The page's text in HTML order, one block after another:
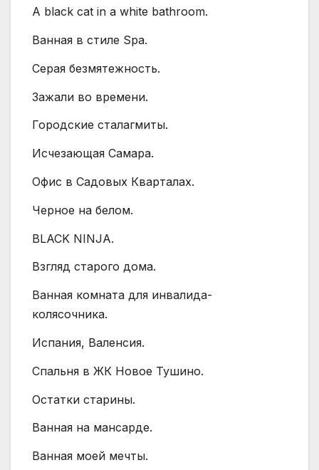
A black cat in a white bathroom.
Ванная в стиле Spa.
Серая безмятежность.
Зажали во времени.
Городские сталагмиты.
Исчезающая Самара.
Офис в Садовых Кварталах.
Черное на белом.
BLACK NINJA.
Взгляд старого дома.
Ванная комната для инвалида-
колясочника.
Испания, Валенсия.
Спальня в ЖК Новое Тушино.
Остатки старины.
Ванная на мансарде.
Ванная моей мечты.